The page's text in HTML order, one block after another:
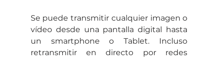
Se puede transmitir cualquier imagen o
vídeo desde una pantalla digital hasta
un smartphone o Tablet. Incluso
retransmitir en directo por redes